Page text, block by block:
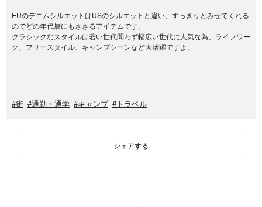
EUのデニムシルエットはUSのシルエットと違い、すっきりとみせてくれる
のでどの年代層にもささるアイテムです。
クラシックなスタイルは若い世代問わず幅広い世代に人気な為、ライフワー
ク、フリースタイル、キャンプシーンなど大活躍ですよ。
#街 #通勤・通学 #キャンプ #トラベル
シェアする